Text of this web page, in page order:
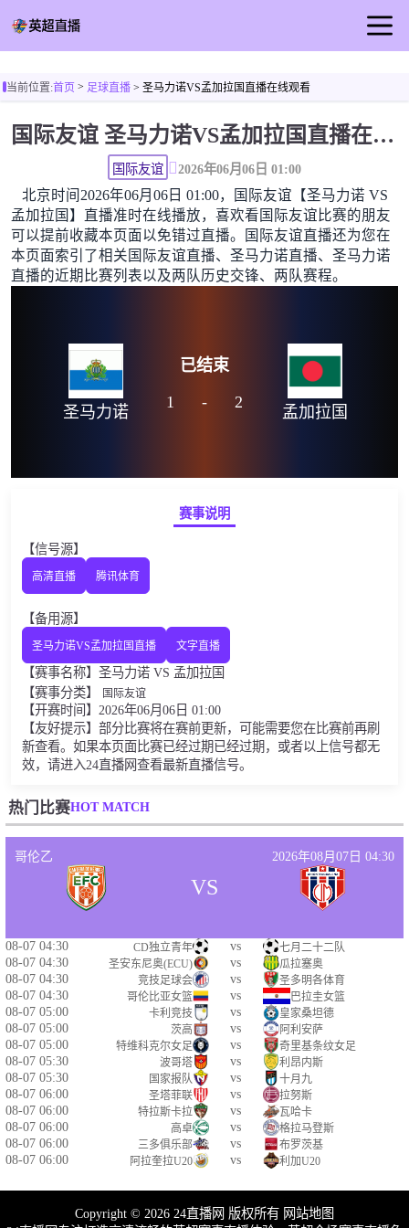
足球直播
足球视频
足球新闻
当前位置:首页> 足球直播> 圣马力诺VS孟加拉国直播在线观看
国际友谊 圣马力诺VS孟加拉国直播在线观看高清无插件
国际友谊 2026年06月06日 01:00
北京时间2026年06月06日 01:00，国际友谊【圣马力诺 VS
孟加拉国】直播准时在线播放，喜欢看国际友谊比赛的朋友
可以提前收藏本页面以免错过直播。国际友谊直播还为您在
本页面索引了相关国际友谊直播、圣马力诺直播、圣马力诺
直播的近期比赛列表以及两队历史交锋、两队赛程。
圣马力诺
1 - 2
已结束
孟加拉国
赛事说明
【信号源】
高清直播 腾讯体育
【备用源】
圣马力诺VS孟加拉国直播 文字直播
【赛事名称】圣马力诺 VS 孟加拉国
【赛事分类】
国际友谊
【开赛时间】2026年06月06日 01:00
【友好提示】部分比赛将在赛前更新，可能需要您在比赛前再刷
新查看。如果本页面比赛已经过期已经过期，或者以上信号都无
效，请进入24直播网查看最新直播信号。
热门比赛HOT MATCH
哥伦乙 2026年08月07日 04:30
VS
08-07 04:30 CD独立青年 vs 七月二十二队
08-07 04:30 圣安东尼奥(ECU) vs 瓜拉塞奥
08-07 04:30 竞技足球会 vs 圣多明各体育
08-07 04:30 哥伦比亚女篮 vs 巴拉圭女篮
08-07 05:00 卡利竞技 vs 皇家桑坦德
08-07 05:00 茨高 vs 阿利安萨
08-07 05:00 特维科克尔女足 vs 奇里基条纹女足
08-07 05:30 波哥塔 vs 利昂内斯
08-07 05:30 国家报队 vs 十月九
08-07 06:00 圣塔菲联 vs 拉努斯
08-07 06:00 特拉斯卡拉 vs 瓦哈卡
08-07 06:00 高卓 vs 格拉马登斯
08-07 06:00 三多俱乐部 vs 布罗茨基
08-07 06:00 阿拉奎拉U20 vs 利加U20
Copyright © 2026 24直播网 版权所有 网站地图